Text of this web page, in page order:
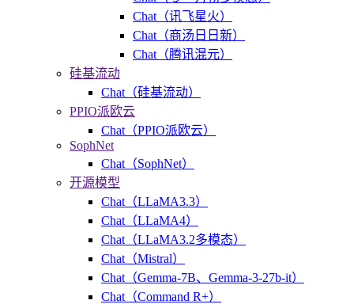
Chat（讯飞星火）
Chat（商汤日日新）
Chat（腾讯混元）
硅基流动
Chat（硅基流动）
PPIO派欧云
Chat（PPIO派欧云）
SophNet
Chat（SophNet）
开源模型
Chat（LLaMA3.3）
Chat（LLaMA4）
Chat（LLaMA3.2多模态）
Chat（Mistral）
Chat（Gemma-7B、Gemma-3-27b-it）
Chat（Command R+）